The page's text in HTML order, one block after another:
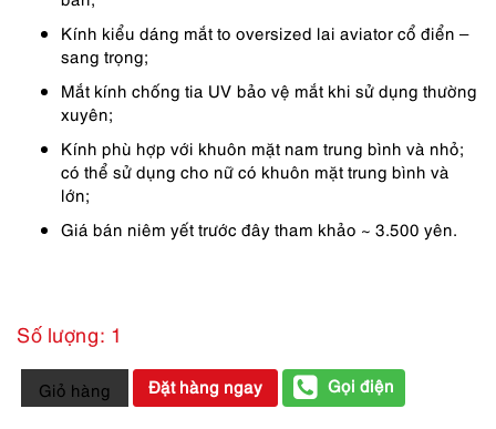
Kính kiểu dáng mắt to oversized lai aviator cổ điển –
sang trọng;
Mắt kính chống tia UV bảo vệ mắt khi sử dụng thường
xuyên;
Kính phù hợp với khuôn mặt nam trung bình và nhỏ;
có thể sử dụng cho nữ có khuôn mặt trung bình và
lớn;
Giá bán niêm yết trước đây tham khảo ~ 3.500 yên.
Số lượng: 1
5897-
Kính
Giỏ hàng Đặt hàng ngay Gọi điện